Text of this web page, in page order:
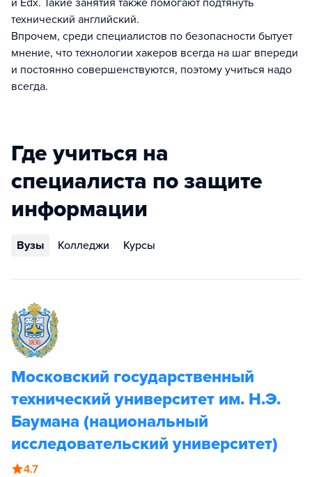
и Edx. Такие занятия также помогают подтянуть
технический английский.
Впрочем, среди специалистов по безопасности бытует
мнение, что технологии хакеров всегда на шаг впереди
и постоянно совершенствуются, поэтому учиться надо
всегда.
Где учиться на
специалиста по защите
информации
Вузы Колледжи Курсы
Московский государственный
технический университет им. Н.Э.
Баумана (национальный
исследовательский университет)
4.7